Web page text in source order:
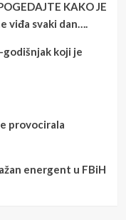
KAKO JE
viđa svaki dan….
koji je
provocirala
energent u FBiH